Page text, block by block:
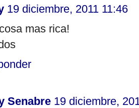
19 diciembre, 2011 11:46
mas rica!
Senabre 19 diciembre,